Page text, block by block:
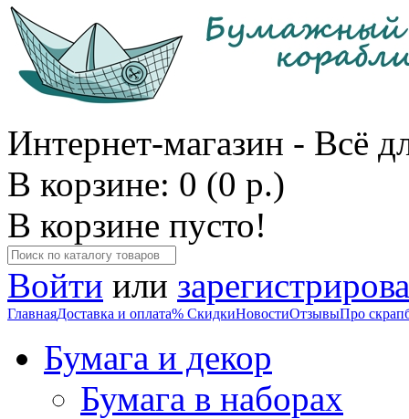
Интернет-магазин - Всё
В корзине: 0 (0 р.)
В корзине пусто!
Войти или
ГлавнаяДоставка и оплата% СкидкиНовостиОтзывыПро
Бумага и декор
Бумага в наборах